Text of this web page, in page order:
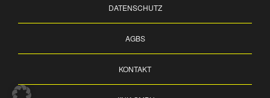
DATENSCHUTZ
AGBS
KONTAKT